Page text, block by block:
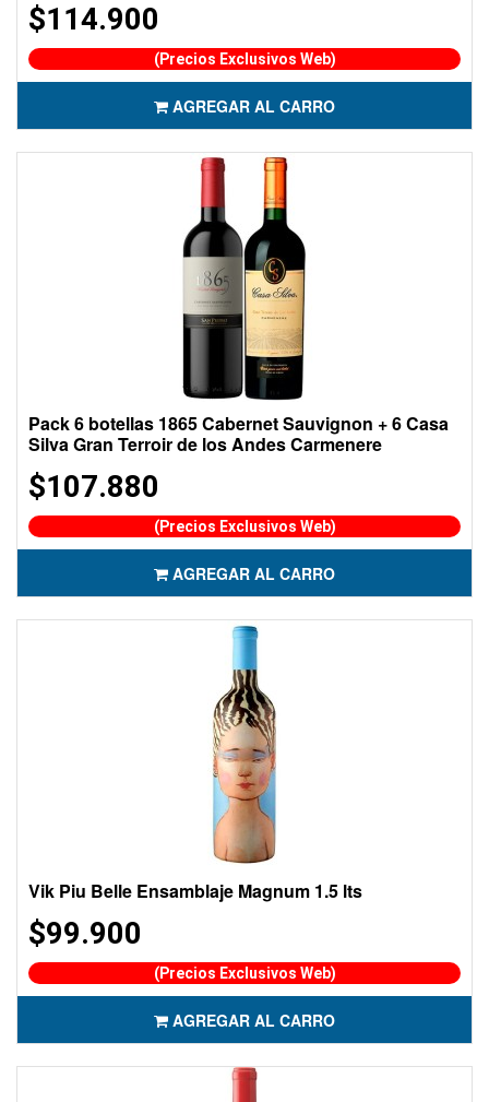
$114.900
(Precios Exclusivos Web)
AGREGAR AL CARRO
Pack 6 botellas 1865 Cabernet Sauvignon + 6 Casa
Silva Gran Terroir de los Andes Carmenere
$107.880
(Precios Exclusivos Web)
AGREGAR AL CARRO
Vik Piu Belle Ensamblaje Magnum 1.5 lts
$99.900
(Precios Exclusivos Web)
AGREGAR AL CARRO